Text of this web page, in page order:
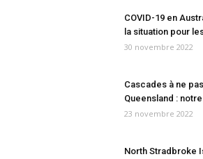
COVID-19 en
la situation pour
30 novembre 2022
Cascades à ne
Queensland :
23 novembre 2022
North Stradbroke